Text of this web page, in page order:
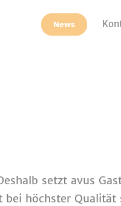
News
setzt avus
höchster